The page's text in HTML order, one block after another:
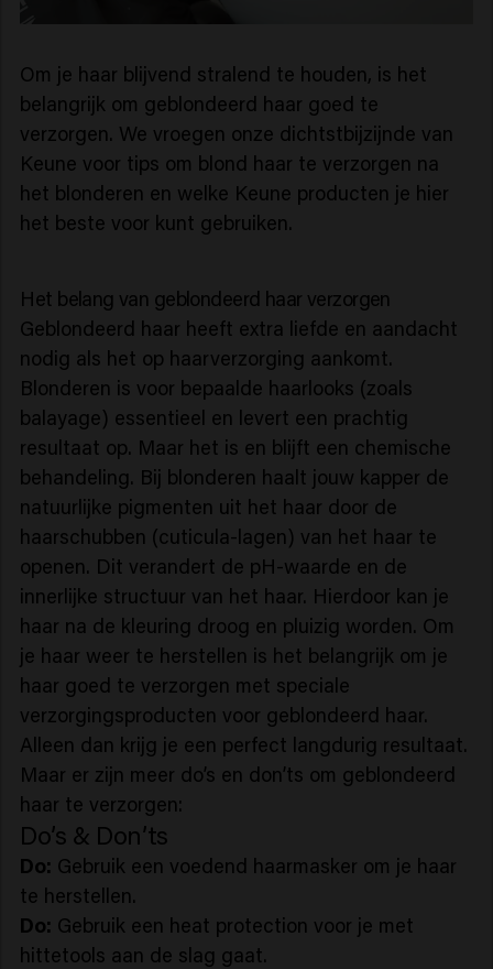
Om je haar blijvend stralend te houden, is het
belangrijk om geblondeerd haar goed te
verzorgen. We vroegen onze dichtstbijzijnde van
Keune voor tips om blond haar te verzorgen na
het blonderen en welke Keune producten je hier
het beste voor kunt gebruiken.
Het belang van geblondeerd haar verzorgen
Geblondeerd haar heeft extra liefde en aandacht
nodig als het op haarverzorging aankomt.
Blonderen is voor bepaalde haarlooks (zoals
balayage) essentieel en levert een prachtig
resultaat op. Maar het is en blijft een chemische
behandeling. Bij blonderen haalt jouw kapper de
natuurlijke pigmenten uit het haar door de
haarschubben (cuticula-lagen) van het haar te
openen. Dit verandert de pH-waarde en de
innerlijke structuur van het haar. Hierdoor kan je
haar na de kleuring droog en pluizig worden. Om
je haar weer te herstellen is het belangrijk om je
haar goed te verzorgen met speciale
verzorgingsproducten voor geblondeerd haar.
Alleen dan krijg je een perfect langdurig resultaat.
Maar er zijn meer do’s en don’ts om geblondeerd
haar te verzorgen:
Do’s & Don’ts
Do: Gebruik een voedend haarmasker om je haar
te herstellen.
Do: Gebruik een heat protection voor je met
hittetools aan de slag gaat.